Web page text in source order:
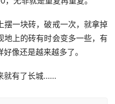
摆一块砖，破戒一次，就拿掉
地上的砖有时会变多一些，有
像还是越来越多了。
就有了长城……